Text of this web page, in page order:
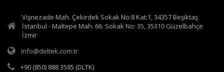
Vişnezade Mah. Çekirdek Sokak No:8 Kat:1, 34357 Beşiktaş
İstanbul - Maltepe Mah. 66. Sokak No: 35, 35310 Güzelbahçe
İzmir
info@deltek.com.tr
+90 (850) 888 3585 (DLTK)